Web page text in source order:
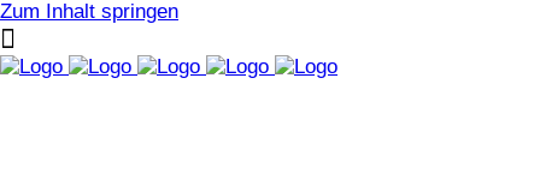
Zum Inhalt springen